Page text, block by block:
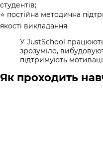
студентів;
⭐ постійна методична
якості викладання.
У JustSchool
зрозуміло,
підтримують
Як проходить